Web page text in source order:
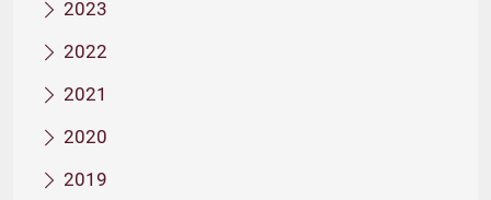
2023
2022
2021
2020
2019